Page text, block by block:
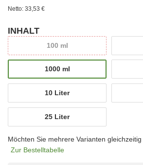
Netto: 33,53 €
INHALT
wählen
100 ml
100 ml
1000 ml
1000 ml
10 Liter
10 Liter
25 Liter
25 Liter
Möchten Sie mehrere Varianten
Zur Bestelltabelle